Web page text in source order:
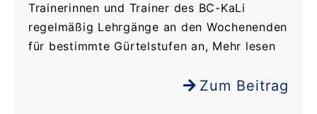
Trainerinnen und Trainer des BC-KaLi
regelmäßig Lehrgänge an den Wochenenden
für bestimmte Gürtelstufen an, Mehr lesen
Zum Beitrag